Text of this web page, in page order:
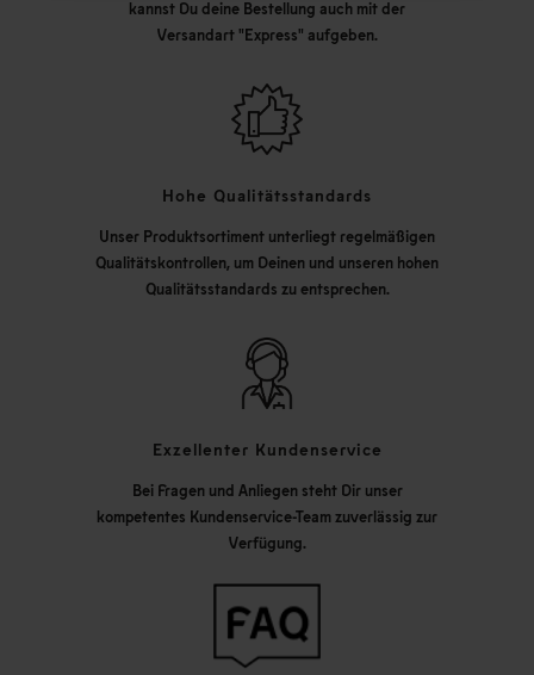
kannst Du deine Bestellung auch mit der
Versandart "Express" aufgeben.
Hohe Qualitätsstandards
Unser Produktsortiment unterliegt regelmäßigen
Qualitätskontrollen, um Deinen und unseren hohen
Qualitätsstandards zu entsprechen.
Exzellenter Kundenservice
Bei Fragen und Anliegen steht Dir unser
kompetentes Kundenservice-Team zuverlässig zur
Verfügung.